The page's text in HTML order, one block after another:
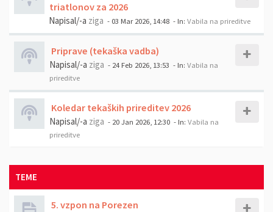
triatlonov za 2026
Napisal/-a ziga - 03 Mar 2026, 14:48 - In: Vabila na prireditve
Priprave (tekaška vadba)
Napisal/-a ziga - 24 Feb 2026, 13:53 - In: Vabila na
prireditve
Koledar tekaških prireditev 2026
Napisal/-a ziga - 20 Jan 2026, 12:30 - In: Vabila na
prireditve
TEME
5. vzpon na Porezen